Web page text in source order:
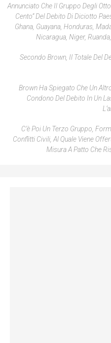
Annunciato Che Il Gruppo Degli
Cento” Del Debito Di Diciotto
Ghana, Guayana, Honduras,
Nicaragua, Niger,
Secondo Brown, Il Totale Del
Brown Ha Spiegato Che Un
Condono Del Debito In Un
C’è Poi Un Terzo Gruppo,
Conflitti Civili, Al Quale Viene
Misura A Patto Che